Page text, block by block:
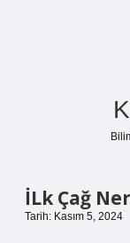
İLk Çağ
Tarih: Kasım 5, 2024